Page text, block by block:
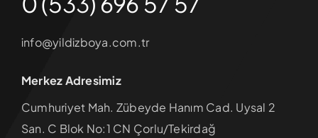
info@yildizboya.com.tr
Merkez Adresimiz
Cumhuriyet Mah. Zübeyde Hanım Cad. Uysal 2
San. C Blok No:1 CN Çorlu/Tekirdağ